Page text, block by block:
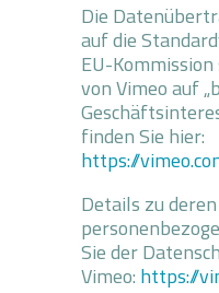
Die
auf die
EU-
von Vimeo auf
finden Sie hier:
https://
Details zu
Sie der
Vimeo: https://